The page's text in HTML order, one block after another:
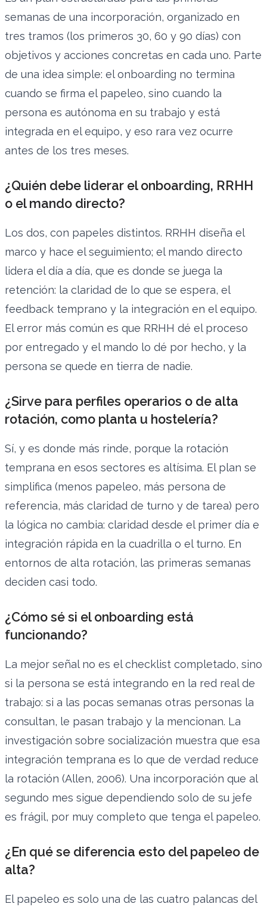
semanas de una incorporación, organizado en
tres tramos (los primeros 30, 60 y 90 días) con
objetivos y acciones concretas en cada uno. Parte
de una idea simple: el onboarding no termina
cuando se firma el papeleo, sino cuando la
persona es autónoma en su trabajo y está
integrada en el equipo, y eso rara vez ocurre
antes de los tres meses.
¿Quién debe liderar el onboarding, RRHH
o el mando directo?
Los dos, con papeles distintos. RRHH diseña el
marco y hace el seguimiento; el mando directo
lidera el día a día, que es donde se juega la
retención: la claridad de lo que se espera, el
feedback temprano y la integración en el equipo.
El error más común es que RRHH dé el proceso
por entregado y el mando lo dé por hecho, y la
persona se quede en tierra de nadie.
¿Sirve para perfiles operarios o de alta
rotación, como planta u hostelería?
Sí, y es donde más rinde, porque la rotación
temprana en esos sectores es altísima. El plan se
simplifica (menos papeleo, más persona de
referencia, más claridad de turno y de tarea) pero
la lógica no cambia: claridad desde el primer día e
integración rápida en la cuadrilla o el turno. En
entornos de alta rotación, las primeras semanas
deciden casi todo.
¿Cómo sé si el onboarding está
funcionando?
La mejor señal no es el checklist completado, sino
si la persona se está integrando en la red real de
trabajo: si a las pocas semanas otras personas la
consultan, le pasan trabajo y la mencionan. La
investigación sobre socialización muestra que esa
integración temprana es lo que de verdad reduce
la rotación (Allen, 2006). Una incorporación que al
segundo mes sigue dependiendo solo de su jefe
es frágil, por muy completo que tenga el papeleo.
¿En qué se diferencia esto del papeleo de
alta?
El papeleo es solo una de las cuatro palancas del